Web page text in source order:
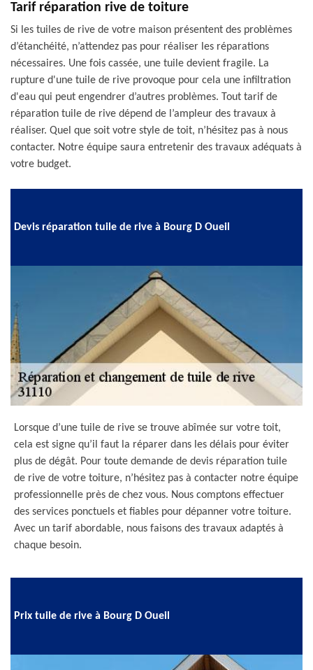
Tarif réparation rive de toiture
Si les tuiles de rive de votre maison présentent des problèmes
d’étanchéité, n’attendez pas pour réaliser les réparations
nécessaires. Une fois cassée, une tuile devient fragile. La
rupture d'une tuile de rive provoque pour cela une infiltration
d'eau qui peut engendrer d’autres problèmes. Tout tarif de
réparation tuile de rive dépend de l’ampleur des travaux à
réaliser. Quel que soit votre style de toit, n’hésitez pas à nous
contacter. Notre équipe saura entretenir des travaux adéquats à
votre budget.
Devis réparation tuile de rive à Bourg D Oueil
Lorsque d’une tuile de rive se trouve abîmée sur votre toit,
cela est signe qu’il faut la réparer dans les délais pour éviter
plus de dégât. Pour toute demande de devis réparation tuile
de rive de votre toiture, n’hésitez pas à contacter notre équipe
professionnelle près de chez vous. Nous comptons effectuer
des services ponctuels et fiables pour dépanner votre toiture.
Avec un tarif abordable, nous faisons des travaux adaptés à
chaque besoin.
Prix tuile de rive à Bourg D Oueil